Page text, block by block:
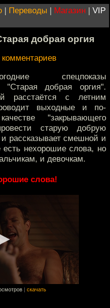
| Переводы | Магазин | VIP
добрая оргия
комментариев
спецпоказы
"Старая добрая оргия".
расстаётся с летним
выходные и по-
"закрывающего
старую добрую
рассказывает смешной и
нехорошие слова, но
и девочкам.
слова!
скачать